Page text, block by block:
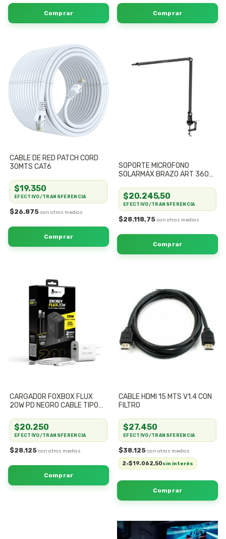
CABLE DE RED PATCH CORD
30MTS CAT6
$26.875
$19.350
EFECTIVO/TRANSFERENCIA
SOPORTE MICROFONO
SOLARMAX BRAZO ART 360
FLSM98B
$28.118,75
$20.245,50
EFECTIVO/TRANSFERENCIA
CARGADOR FOXBOX FLUX
20W PD NEGRO CABLE TIPO
$28.125
$20.250
EFECTIVO/TRANSFERENCIA
CABLE HDMI 15 MTS V1.4 CON
FILTRO
$38.125
2x$19.062,50sin interés
$27.450
EFECTIVO/TRANSFERENCIA